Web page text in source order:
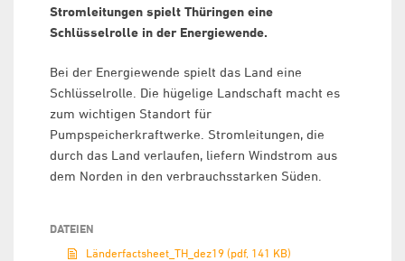
Stromleitungen spielt Thüringen eine
Schlüsselrolle in der Energiewende.
Bei der Energiewende spielt das Land eine
Schlüsselrolle. Die hügelige Landschaft macht es
zum wichtigen Standort für
Pumpspeicherkraftwerke. Stromleitungen, die
durch das Land verlaufen, liefern Windstrom aus
dem Norden in den verbrauchsstarken Süden.
DATEIEN
Länderfactsheet_TH_dez19 (pdf, 141 KB)